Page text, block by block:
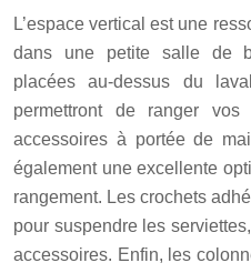
L’espace vertical est une
dans une petite salle de
placées au-dessus du
permettront de ranger
accessoires à portée de
également une excellente
rangement. Les crochets
pour suspendre les
accessoires. Enfin, les